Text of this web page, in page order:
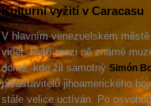
Kulturní vyžití v Caracasu
V hlavním venezuelském
vidět. Patří mezi ně známé
domě, kde žil samotný Simón
představitelů jihoamerického
stále velice uctíván. Po